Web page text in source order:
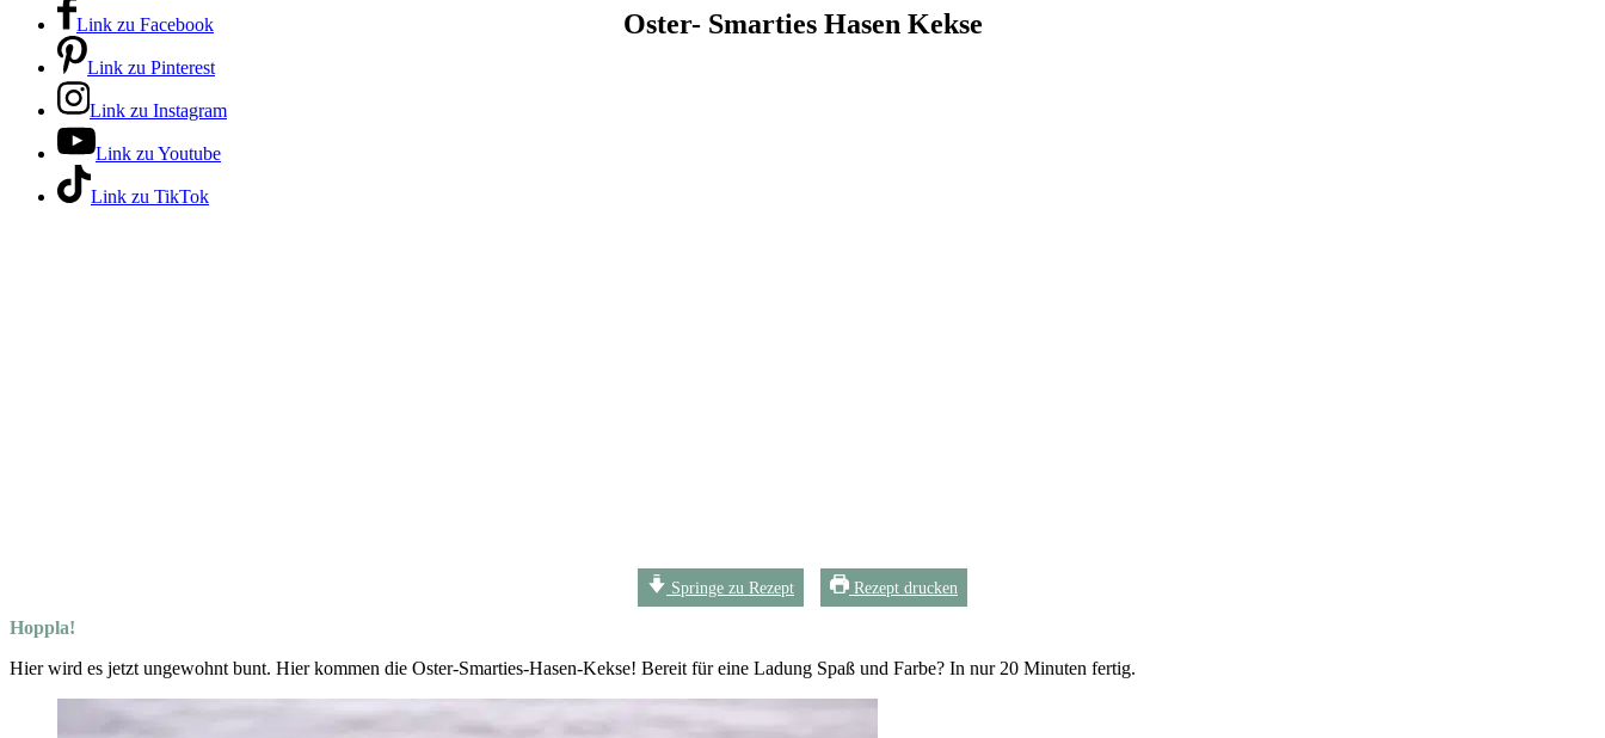
Link zu Facebook
Link zu Pinterest
Link zu Instagram
Link zu Youtube
Link zu TikTok
Oster- Smarties Hasen Kekse
Springe zu Rezept Rezept drucken
Hoppla!
Hier wird es jetzt ungewohnt bunt. Hier kommen die Oster-Smarties-Hasen-Kekse! Bereit für eine Ladung Spaß und Farbe? In nur 20 Minuten fertig.